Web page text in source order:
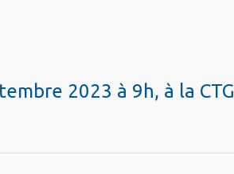
2023 à 9h, à la CTG